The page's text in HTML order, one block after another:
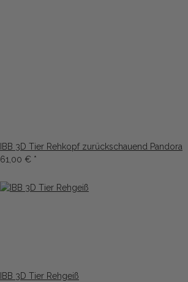
IBB 3D Tier Rehkopf zurückschauend Pandora
61,00 € *
IBB 3D Tier Rehgeiß